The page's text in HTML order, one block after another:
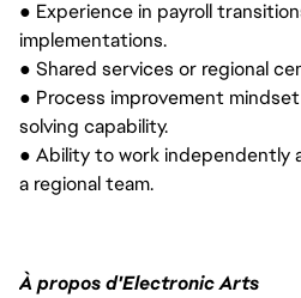
● Experience in payroll
implementations.
● Shared services or regional
● Process improvement
solving capability.
● Ability to work independently
a regional team.
À propos d'Electronic Arts